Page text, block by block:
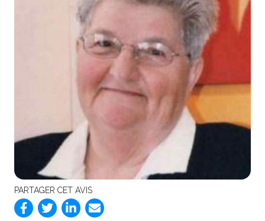
PARTAGER CET AVIS